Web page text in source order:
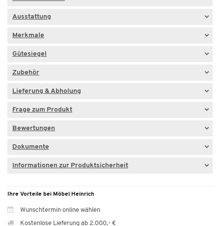
Ausstattung
Merkmale
Gütesiegel
Zubehör
Lieferung & Abholung
Frage zum Produkt
Bewertungen
Dokumente
Informationen zur Produktsicherheit
Ihre Vorteile bei Möbel Heinrich
Wunschtermin online wählen
Kostenlose Lieferung ab 2.000,- €